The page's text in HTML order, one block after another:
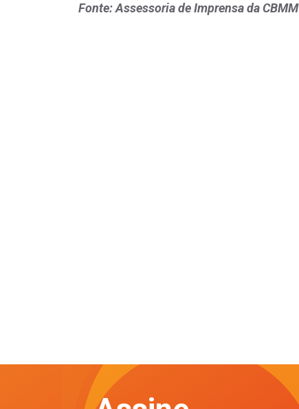
Fonte: Assessoria de Imprensa da CBMM